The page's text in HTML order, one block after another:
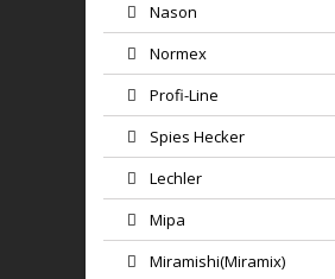
Nason
Normex
Profi-Line
Spies Hecker
Lechler
Mipa
Miramishi(Miramix)